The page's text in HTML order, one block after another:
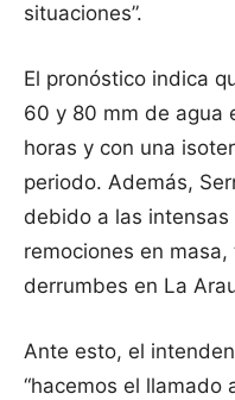
situaciones”.
El pronóstico indica
60 y 80 mm de agua
horas y con una
periodo. Además,
debido a las
remociones en
derrumbes en La
Ante esto, el
“hacemos el llamado